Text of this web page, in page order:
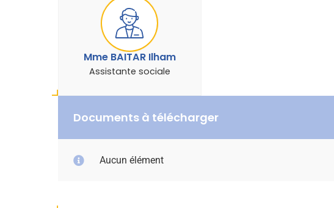
Mme BAITAR Ilham
Assistante sociale
Documents à télécharger
Aucun élément